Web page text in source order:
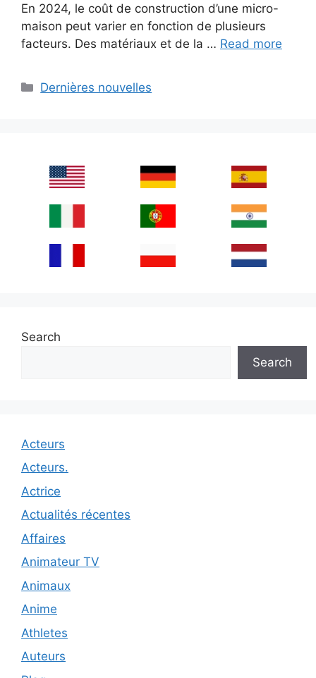
En 2024, le coût de construction d’une micro-
maison peut varier en fonction de plusieurs
facteurs. Des matériaux et de la … Read more
Categories
Dernières nouvelles
Search
Search
Acteurs
Acteurs.
Actrice
Actualités récentes
Affaires
Animateur TV
Animaux
Anime
Athletes
Auteurs